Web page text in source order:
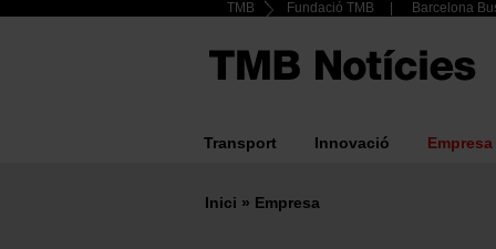
Header
Top
menu
TMB Fundació TMB Barcelona
Main
navigation
Transport Innovació Empresa
Inici Empresa